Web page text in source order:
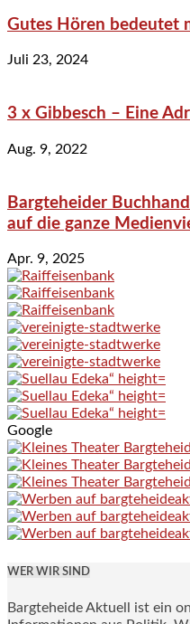
Gutes Hören bedeutet
Juli 23, 2024
3 x Gibbesch – Eine
Aug. 9, 2022
Bargteheider
auf die ganze
Apr. 9, 2025
Google
WER WIR SIND
Bargteheide Aktuell ist ein